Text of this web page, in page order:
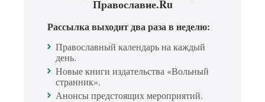
Православие.Ru
Рассылка выходит два раза в неделю:
Православный календарь на каждый
день.
Новые книги издательства «Вольный
странник».
Анонсы предстоящих мероприятий.